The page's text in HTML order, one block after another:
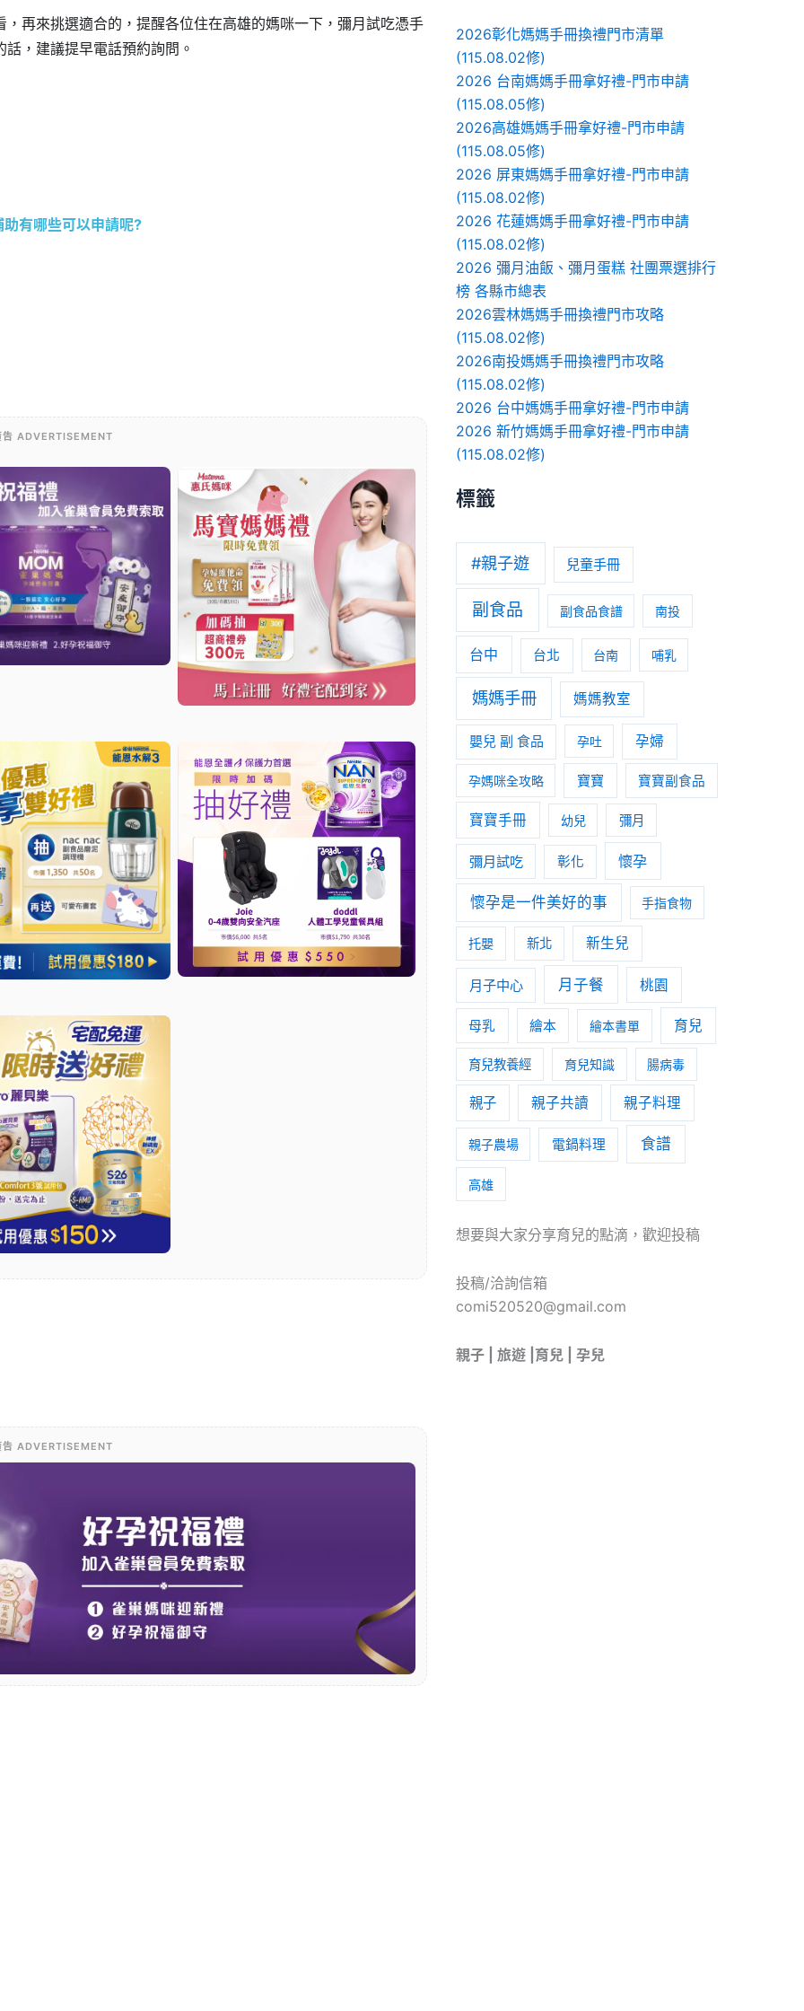
再來挑選適合的，提醒各位住在高雄的媽咪一下，彌月試吃憑手
，建議提早電話預約詢問。
有哪些可以申請呢?
告 ADVERTISEMENT
告 ADVERTISEMENT
2026彰化媽媽手冊換禮門市清單
(115.08.02修)
2026 台南媽媽手冊拿好禮-門市申請
(115.08.05修)
2026高雄媽媽手冊拿好禮-門市申請
(115.08.05修)
2026 屏東媽媽手冊拿好禮-門市申請
(115.08.02修)
2026 花蓮媽媽手冊拿好禮-門市申請
(115.08.02修)
2026 彌月油飯、彌月蛋糕 社團票選排行
榜 各縣市總表
2026雲林媽媽手冊換禮門市攻略
(115.08.02修)
2026南投媽媽手冊換禮門市攻略
(115.08.02修)
2026 台中媽媽手冊拿好禮-門市申請
2026 新竹媽媽手冊拿好禮-門市申請
(115.08.02修)
標籤
#親子遊 兒童手冊
副食品 副食品食譜 南投
台中 台北 台南 哺乳
媽媽手冊 媽媽教室
嬰兒 副 食品 孕吐 孕婦
孕媽咪全攻略 寶寶 寶寶副食品
寶寶手冊 幼兒 彌月
彌月試吃 彰化 懷孕
懷孕是一件美好的事 手指食物
托嬰 新北 新生兒
月子中心 月子餐 桃園
母乳 繪本 繪本書單 育兒
育兒教養經 育兒知識 腸病毒
親子 親子共讀 親子料理
親子農場 電鍋料理 食譜
高雄
想要與大家分享育兒的點滴，歡迎投稿
投稿/洽詢信箱
comi520520@gmail.com
親子 | 旅遊 |育兒 | 孕兒